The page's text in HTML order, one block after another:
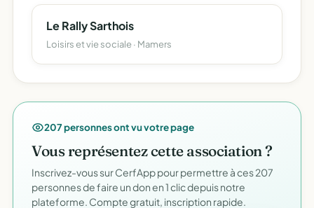
Le Rally Sarthois
Loisirs et vie sociale · Mamers
207 personnes ont vu votre page
Vous représentez cette association ?
Inscrivez-vous sur CerfApp pour permettre à ces 207
personnes de faire un don en 1 clic depuis notre
plateforme. Compte gratuit, inscription rapide.